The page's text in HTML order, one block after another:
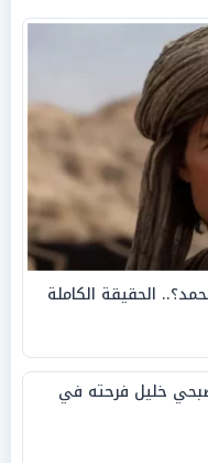
الحقيقة الكاملة
خليل فرحته في